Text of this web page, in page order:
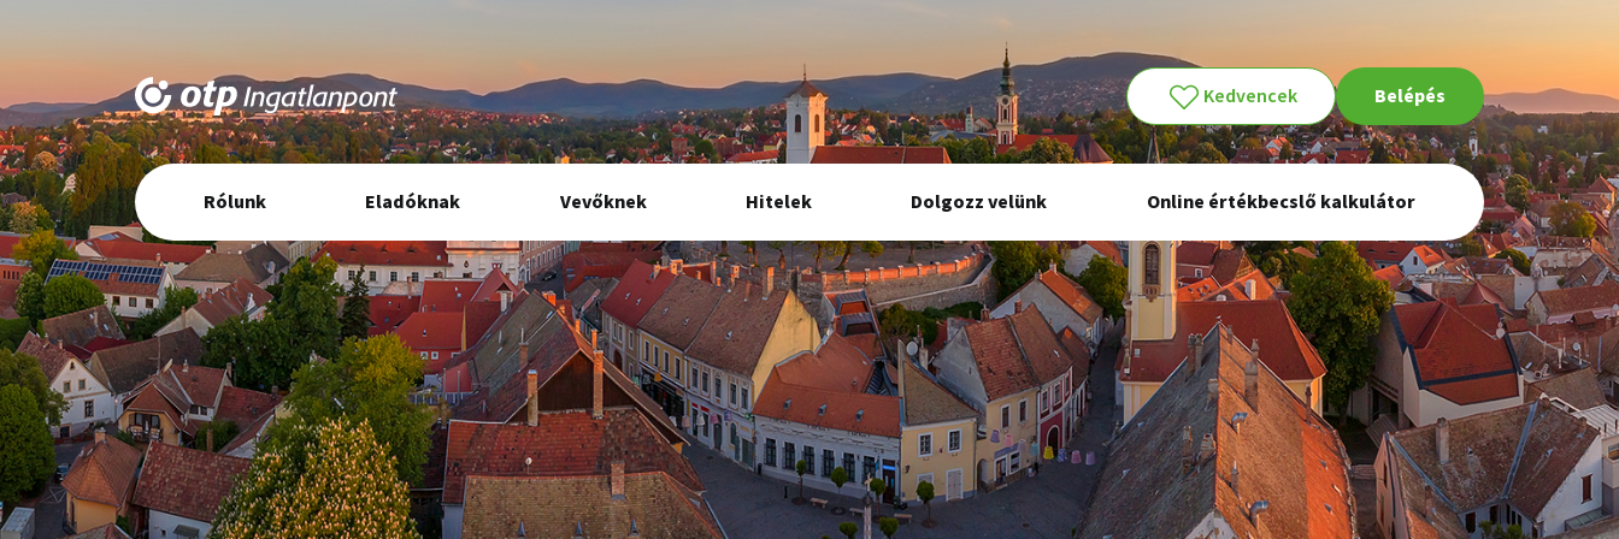
Kedvencek Belépés
Elsődleges
navigáció
Rólunk Eladóknak Vevőknek Hitelek Dolgozz velünk Online értékbecslő kalkulátor